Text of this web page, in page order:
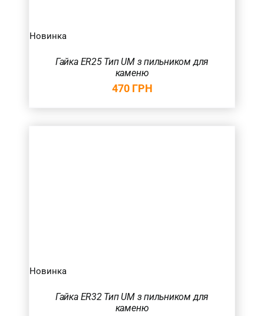
Новинка
Гайка ER25 Тип UM з пильником для
каменю
470 ГРН
Новинка
Гайка ER32 Тип UM з пильником для
каменю